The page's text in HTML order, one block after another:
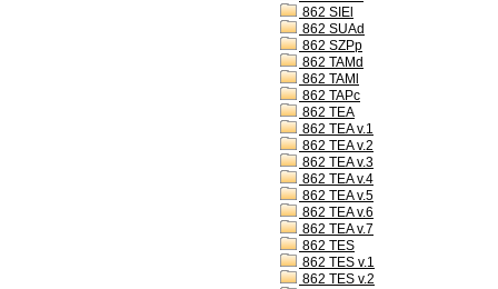
862 SIEl
862 SUAd
862 SZPp
862 TAMd
862 TAMl
862 TAPc
862 TEA
862 TEA v.1
862 TEA v.2
862 TEA v.3
862 TEA v.4
862 TEA v.5
862 TEA v.6
862 TEA v.7
862 TES
862 TES v.1
862 TES v.2